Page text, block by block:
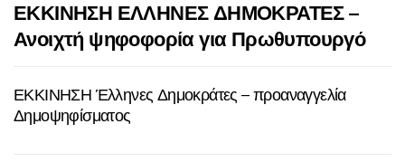
ΕΚΚΙΝΗΣΗ ΕΛΛΗΝΕΣ ΔΗΜΟΚΡΑΤΕΣ –
Ανοιχτή ψηφοφορία για Πρωθυπουργό
ΕΚΚΙΝΗΣΗ Έλληνες Δημοκράτες – προαναγγελία
Δημοψηφίσματος